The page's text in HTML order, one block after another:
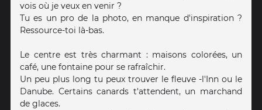
vois où je veux en venir ?
Tu es un pro de la photo, en manque d'inspiration ?
Ressource-toi là-bas.
Le centre est très charmant : maisons colorées, un
café, une fontaine pour se rafraîchir.
Un peu plus long tu peux trouver le fleuve -l'Inn ou le
Danube. Certains canards t'attendent, un marchand
de glaces.